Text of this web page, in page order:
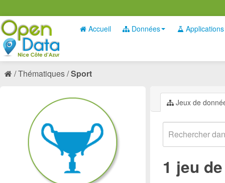
Accueil Données Applications
Thématiques Sport
Jeux de
1 jeu